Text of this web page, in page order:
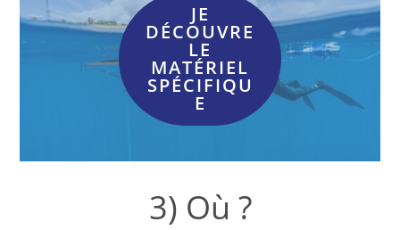
JE
DÉCOUVRE
LE
MATÉRIEL
SPÉCIFIQU
E
3) Où ?